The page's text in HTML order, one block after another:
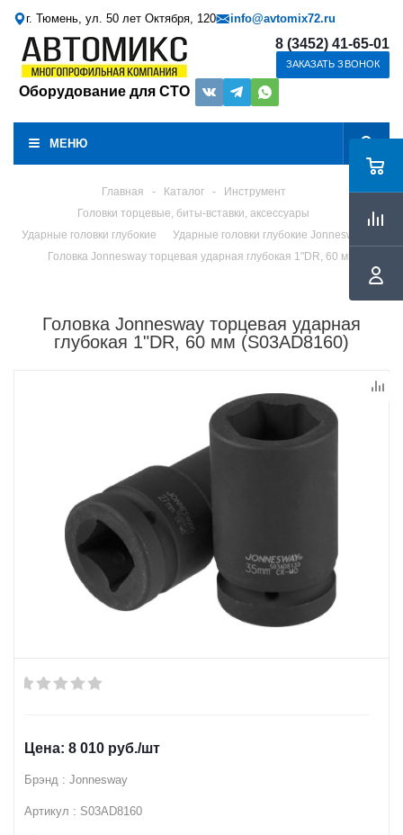
г. Тюмень, ул. 50 лет Октября, 120 info@avtomix72.ru
Оборудование для СТО
8 (3452) 41-65-01
ЗАКАЗАТЬ ЗВОНОК
МЕНЮ
Главная - Каталог -
Инструмент
Головки торцевые, биты-вставки, аксессуары
Ударные головки глубокие
Ударные головки глубокие Jonnesway
Головка Jonnesway торцевая ударная глубокая 1"DR, 60 мм
Головка Jonnesway торцевая ударная
глубокая 1"DR, 60 мм (S03AD8160)
8 010 руб./шт
Брэнд : Jonnesway
Артикул : S03AD8160